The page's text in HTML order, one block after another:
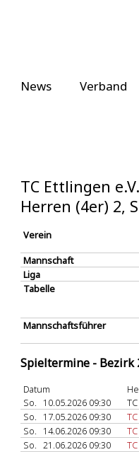
News Verband
TC Ettlingen
Herren (4er) 2,
Verein
Mannschaft
Liga
Tabelle
Mannschaftsführer
Spieltermine - Bezirk
Datum
So.
10.05.2026 09:30
So.
17.05.2026 09:30
So.
14.06.2026 09:30
So. 21.06.2026 09:30